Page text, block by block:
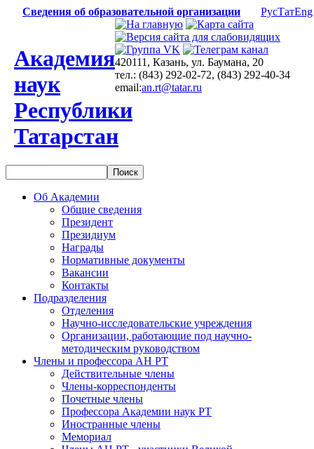
Сведения об образовательной организации РусТатEng
Академия
наук
Республики
Татарстан
420111, Казань, ул. Баумана, 20
тел.: (843) 292-02-72, (843) 292-40-34
email:an.rt@tatar.ru
Об Академии
Общие сведения
Президент
Президиум
Награды
Нормативные документы
Вакансии
Контакты
Подразделения
Отделения
Научно-исследовательские учреждения
Организации, работающие под научно-
методическим руководством
Члены и профессора АН РТ
Действительные члены
Члены-корреспонденты
Почетные члены
Профессора Академии наук РТ
Иностранные члены
Мемориал